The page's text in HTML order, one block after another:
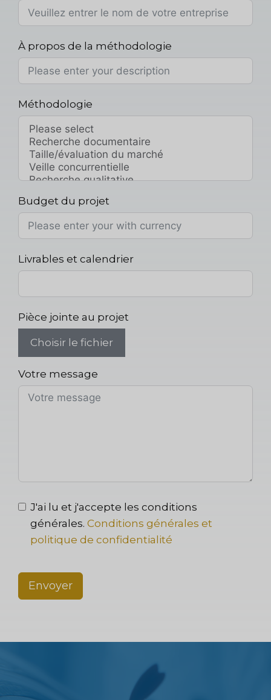
À propos de la méthodologie
Méthodologie
Budget du projet
Livrables et calendrier
Pièce jointe au projet
Choisir le fichier
Votre message
J'ai lu et j'accepte les conditions
générales. Conditions générales et
politique de confidentialité
Envoyer